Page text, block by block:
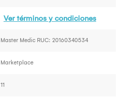
Ver términos y condiciones
Master Medic RUC: 20160340534
Marketplace
11